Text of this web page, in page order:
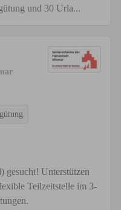
und 30 Urla...
gesucht! Unterstützen
Teilzeitstelle im 3-